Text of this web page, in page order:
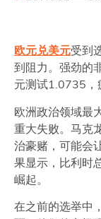
欧元兑美元受到
到阻力。强劲的
元测试1.0735，
欧洲政治领域最
重大失败。马克
治豪赌，可能会
果显示，比利时
崛起。
在之前的选举中